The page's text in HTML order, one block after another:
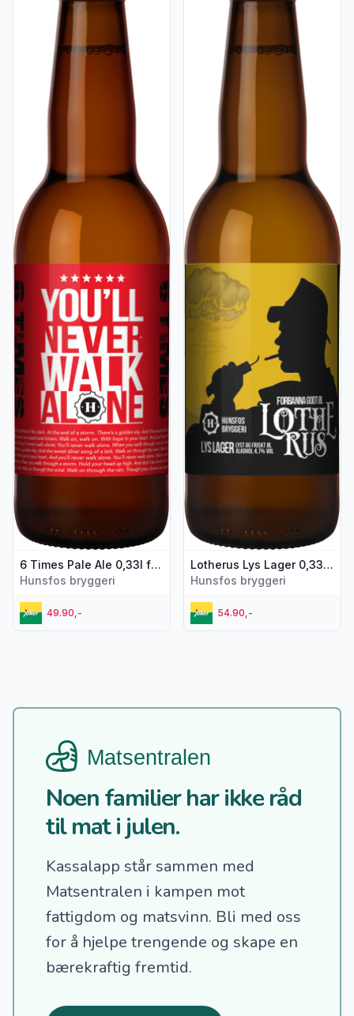
6 Times Pale Ale 0,33l flaske Hunsfos
Hunsfos bryggeri
49.90,-
Lotherus Lys Lager 0,33l Hunsfos Bryggeri
Hunsfos bryggeri
54.90,-
Noen familier har ikke råd
til mat i julen.
Kassalapp står sammen med
Matsentralen i kampen mot
fattigdom og matsvinn. Bli med oss
for å hjelpe trengende og skape en
bærekraftig fremtid.